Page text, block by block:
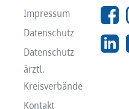
Impressum
Datenschutz
Datenschutz
ärztl.
Kreisverbände
Kontakt